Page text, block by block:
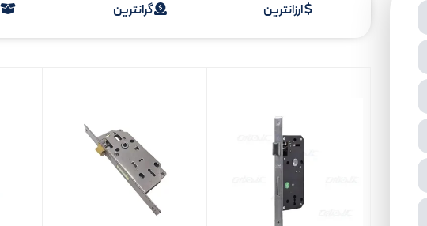
ارزانترین گرانترین